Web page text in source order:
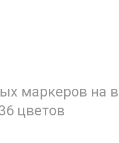
маркеров на
цветов